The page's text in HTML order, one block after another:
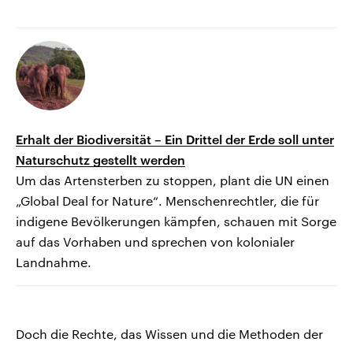
Erhalt der Biodiversität – Ein Drittel der Erde soll unter
Naturschutz gestellt werden
Um das Artensterben zu stoppen, plant die UN einen
„Global Deal for Nature“. Menschenrechtler, die für
indigene Bevölkerungen kämpfen, schauen mit Sorge
auf das Vorhaben und sprechen von kolonialer
Landnahme.
Doch die Rechte, das Wissen und die Methoden der